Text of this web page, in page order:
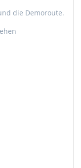
die Demoroute.